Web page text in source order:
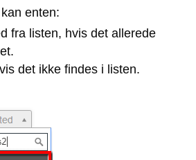
enten:
fra listen, hvis det allerede
det ikke findes i listen.